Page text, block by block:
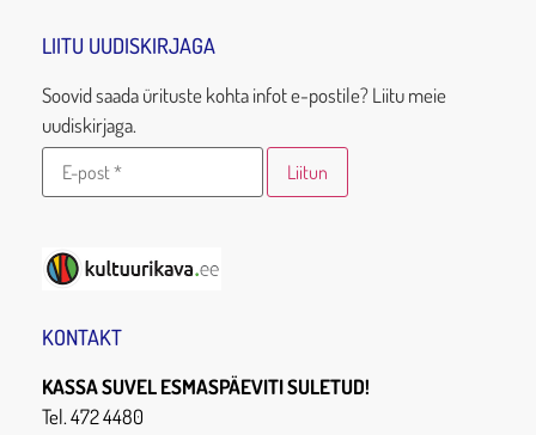
LIITU UUDISKIRJAGA
Soovid saada ürituste kohta infot e-postile? Liitu meie
uudiskirjaga.
KONTAKT
KASSA SUVEL ESMASPÄEVITI SULETUD!
Tel. 472 4480